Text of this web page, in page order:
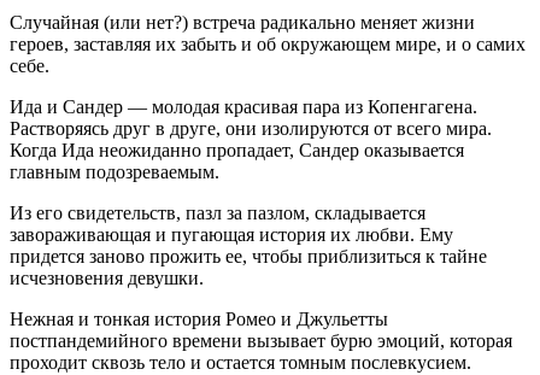
Случайная (или нет?) встреча радикально меняет жизни
героев, заставляя их забыть и об окружающем мире, и о самих
себе.
Ида и Сандер — молодая красивая пара из Копенгагена.
Растворяясь друг в друге, они изолируются от всего мира.
Когда Ида неожиданно пропадает, Сандер оказывается
главным подозреваемым.
Из его свидетельств, пазл за пазлом, складывается
завораживающая и пугающая история их любви. Ему
придется заново прожить ее, чтобы приблизиться к тайне
исчезновения девушки.
Нежная и тонкая история Ромео и Джульетты
постпандемийного времени вызывает бурю эмоций, которая
проходит сквозь тело и остается томным послевкусием.